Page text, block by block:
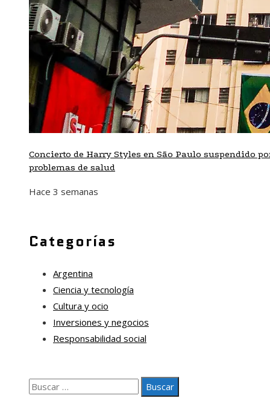
Concierto de Harry Styles en São Paulo suspendido
problemas de salud
Hace 3 semanas
Categorías
Argentina
Ciencia y tecnología
Cultura y ocio
Inversiones y negocios
Responsabilidad social
Buscar: